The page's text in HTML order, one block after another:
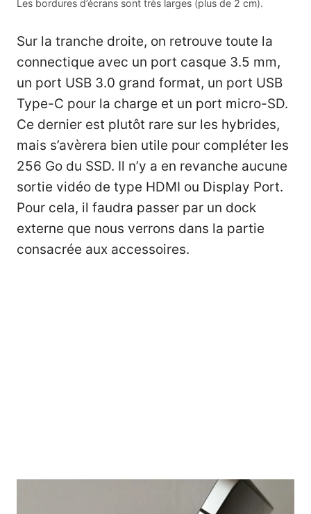
Les bordures d’écrans sont très larges (plus de 2 cm).
Sur la tranche droite, on retrouve toute la
connectique avec un port casque 3.5 mm,
un port USB 3.0 grand format, un port USB
Type-C pour la charge et un port micro-SD.
Ce dernier est plutôt rare sur les hybrides,
mais s’avèrera bien utile pour compléter les
256 Go du SSD. Il n’y a en revanche aucune
sortie vidéo de type HDMI ou Display Port.
Pour cela, il faudra passer par un dock
externe que nous verrons dans la partie
consacrée aux accessoires.